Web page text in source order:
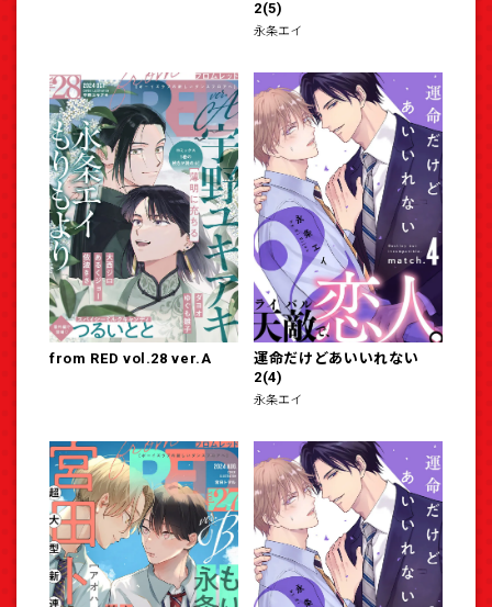
2(5)
永条エイ
from RED vol.28 ver.A
運命だけどあいいれない
2(4)
永条エイ